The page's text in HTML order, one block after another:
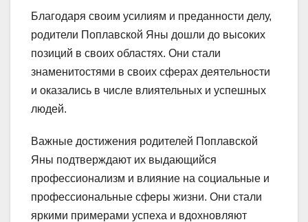
Благодаря своим усилиям и преданности делу,
родители Поплавской Яны дошли до высоких
позиций в своих областях. Они стали
знаменитостями в своих сферах деятельности
и оказались в числе влиятельных и успешных
людей.
Важные достижения родителей Поплавской
Яны подтверждают их выдающийся
профессионализм и влияние на социальные и
профессиональные сферы жизни. Они стали
яркими примерами успеха и вдохновляют